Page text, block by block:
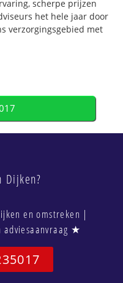
scherpe prijzen
het hele jaar door
verzorgingsgebied met
Dijken?
en omstreken |
★